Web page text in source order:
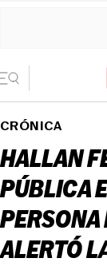
CRÓNICA
HALLAN
PÚBLICA
ALERTÓ